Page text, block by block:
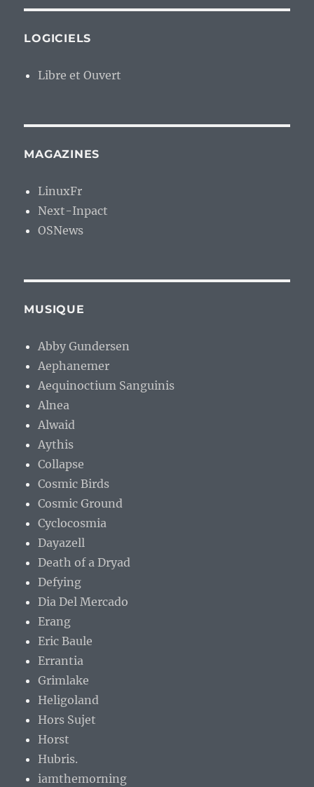
LOGICIELS
Libre et Ouvert
MAGAZINES
LinuxFr
Next-Inpact
OSNews
MUSIQUE
Abby Gundersen
Aephanemer
Aequinoctium Sanguinis
Alnea
Alwaid
Aythis
Collapse
Cosmic Birds
Cosmic Ground
Cyclocosmia
Dayazell
Death of a Dryad
Defying
Dia Del Mercado
Erang
Eric Baule
Errantia
Grimlake
Heligoland
Hors Sujet
Horst
Hubris.
iamthemorning